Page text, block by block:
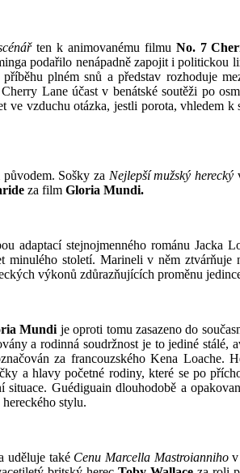
ten k animovanému filmu No. 7
podařilo nenápadně zapojit i
příběhu plném snů a představ rozhoduje
Lane účast v benátské soutěži po
vzduchu otázka, jestli porota, vhledem
Sošky za Nejlepší mužský herecký
za film Gloria Mundi.
adaptací stejnojmenného románu Jacka
minulého století. Marineli v něm
výkonů zdůrazňujících proměnu
Mundi je oproti tomu zasazeno do
a rodinná soudržnost je to jediné stálé,
za francouzského Kena Loache.
a hlavy početné rodiny, které se po
situace. Guédiguain dlouhodobě a
stylu.
uděluje takéCenu Marcella Mastroiannihov